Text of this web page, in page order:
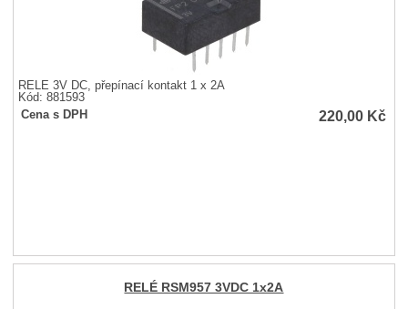
RELÉ 3V DC, přepínací kontakt 1 x 2A
Kód: 881593
Cena s DPH
220,00 Kč
RELÉ RSM957 3VDC 1x2A